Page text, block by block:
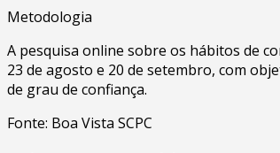
Metodologia
A pesquisa online sobre os hábitos de
23 de agosto e 20 de setembro, com
de grau de confiança.
Fonte: Boa Vista SCPC